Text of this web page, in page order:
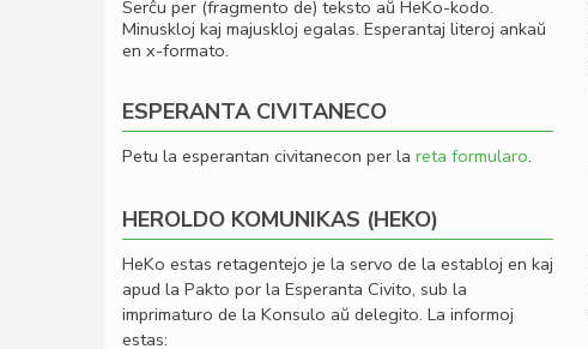
Serĉu per (fragmento de) teksto aŭ HeKo-kodo.
Minuskloj kaj majuskloj egalas. Esperantaj literoj ankaŭ
en x-formato.
ESPERANTA CIVITANECO
Petu la esperantan civitanecon per la reta formularo.
HEROLDO KOMUNIKAS (HEKO)
HeKo estas retagentejo je la servo de la establoj en kaj
apud la Pakto por la Esperanta Civito, sub la
imprimaturo de la Konsulo aŭ delegito. La informoj
estas: